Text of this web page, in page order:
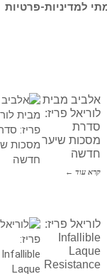
למדיניות-פרטיות
אלביב מבית
לוריאל פריז:
סדרת
מסכות שיער
חדשה
קרא עוד ←
לוריאל פריז:
Infallible
Laque
Resistance